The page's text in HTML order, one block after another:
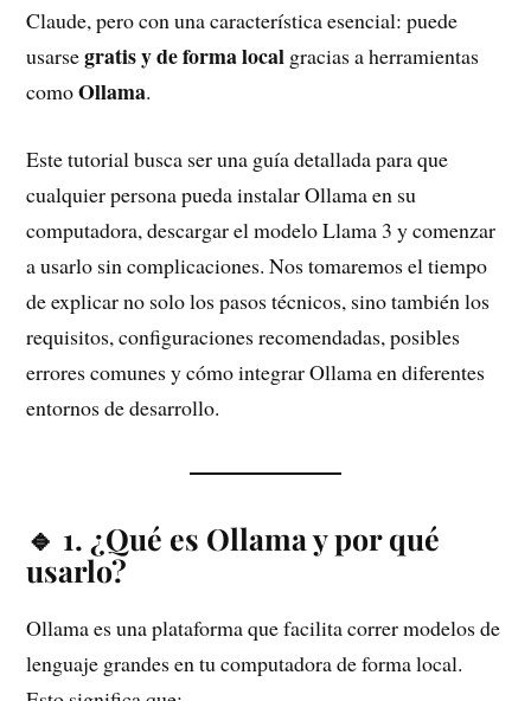
Claude, pero con una característica esencial: puede
usarsegratis y de forma local gracias a herramientas
comoOllama.
Este tutorial busca ser una guía detallada para que
cualquier persona pueda instalar Ollama en su
computadora, descargar el modelo Llama 3 y comenzar
a usarlo sin complicaciones. Nos tomaremos el tiempo
de explicar no solo los pasos técnicos, sino también los
requisitos, configuraciones recomendadas, posibles
errores comunes y cómo integrar Ollama en diferentes
entornos de desarrollo.
🔹 1. ¿Qué es Ollama y por qué
usarlo?
Ollama es una plataforma que facilita correr modelos de
lenguaje grandes en tu computadora de forma local.